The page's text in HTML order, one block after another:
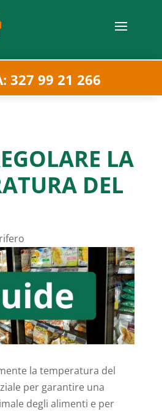
327 99 21 266
LA
DEL
la temperatura del
per garantire una
degli alimenti e per